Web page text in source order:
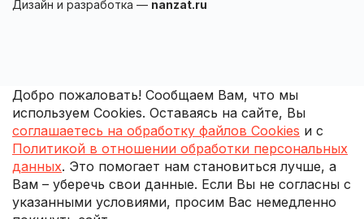
Дизайн и разработка — nanzat.ru
Добро пожаловать! Сообщаем Вам, что мы
используем Cookies. Оставаясь на сайте, Вы
соглашаетесь на обработку файлов Cookies и с
Политикой в отношении обработки персональных
данных. Это помогает нам становиться лучше, а
Вам – уберечь свои данные. Если Вы не согласны с
указанными условиями, просим Вас немедленно